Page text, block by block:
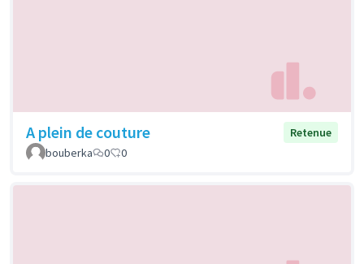
A plein de couture
Retenue
bouberka
0 0